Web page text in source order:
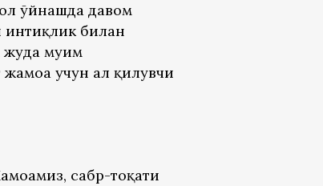
ўйнашда давом
интиқлик билан
муҳим
учун ҳал қилувчи
сабр-тоқати